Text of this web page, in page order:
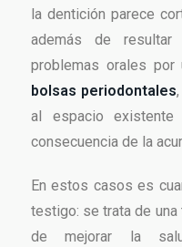
la dentición parece
además de resultar
problemas orales
bolsas periodontales
al espacio
consecuencia de la
En estos casos es
testigo: se trata de una
de mejorar la